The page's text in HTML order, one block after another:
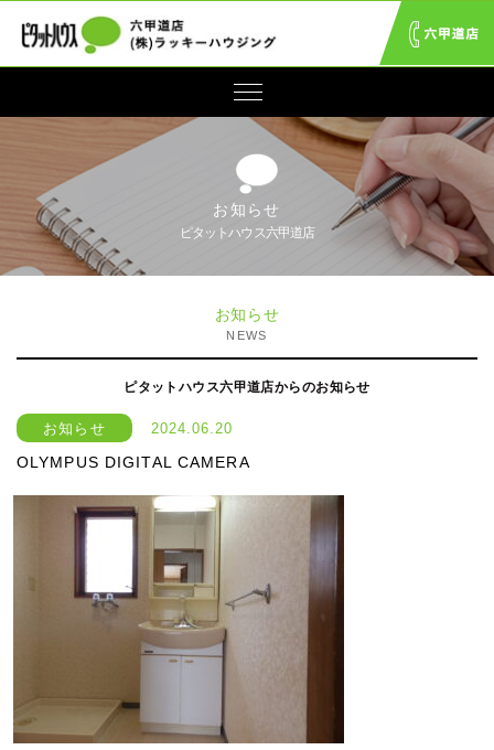
お知らせ
ピタットハウス六甲道店
お知らせ
NEWS
ピタットハウス六甲道店からのお知らせ
お知らせ 2024.06.20
OLYMPUS DIGITAL CAMERA